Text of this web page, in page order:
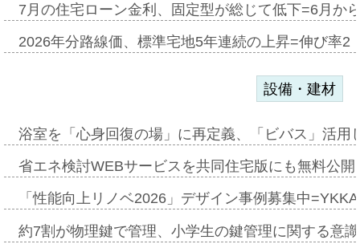
7月の住宅ローン金利、固定型が総じて低下=6月か
2026年分路線価、標準宅地5年連続の上昇=伸び率
設備・建材
浴室を「心身回復の場」に再定義、「ビバス」活
省エネ検討WEBサービスを共同住宅版にも無料公
「性能向上リノベ2026」デザイン事例募集中
約7割が物理鍵で管理、小学生の鍵管理に関する意